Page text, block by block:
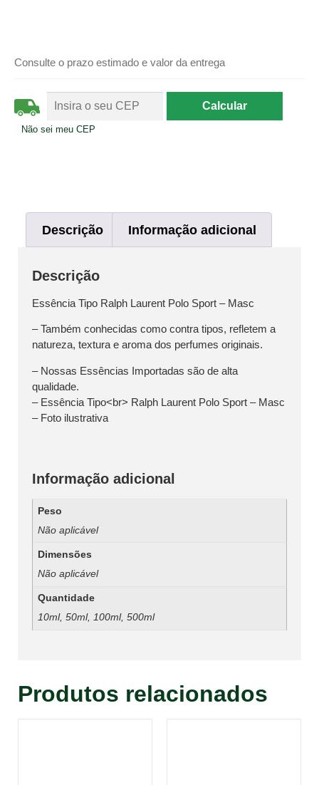
Consulte o prazo estimado e valor da entrega
Não sei meu CEP
Descrição Informação adicional
Descrição
Essência Tipo Ralph Laurent Polo Sport – Masc
– Também conhecidas como contra tipos, refletem a
natureza, textura e aroma dos perfumes originais.
– Nossas Essências Importadas são de alta
qualidade.
– Essência Tipo<br> Ralph Laurent Polo Sport – Masc
– Foto ilustrativa
Informação adicional
Peso
Não aplicável
Dimensões
Não aplicável
Quantidade
10ml, 50ml, 100ml, 500ml
Produtos relacionados